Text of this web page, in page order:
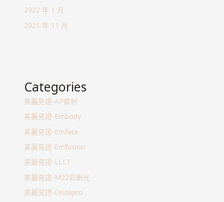
2022 年 1 月
2021 年 11 月
Categories
美麗見證-AP雷射
美麗見證-Embody
美麗見證-Emface
美麗見證-Emfusion
美麗見證-LLLT
美麗見證-M22彩衝光
美麗見證-Ondapro